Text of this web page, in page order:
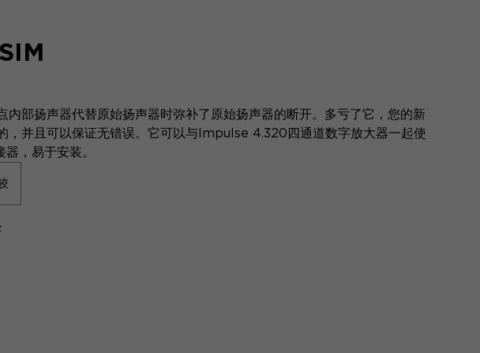
内部扬声器代替原始扬声器时弥补了原始扬声器的断开。多亏了它，您的新
，并且可以保证无错误。它可以与Impulse 4.320四通道数字放大器一起使
，易于安装。